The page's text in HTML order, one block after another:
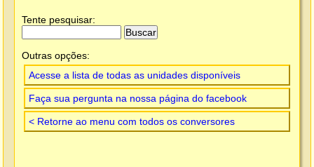
Tente pesquisar:
Outras opções:
Acesse a lista de todas as unidades disponíveis
Faça sua pergunta na nossa página do facebook
< Retorne ao menu com todos os conversores